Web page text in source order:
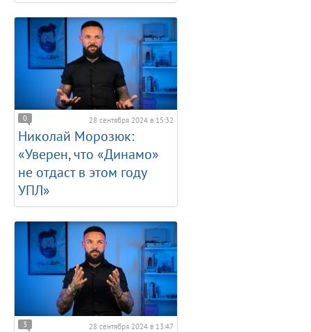
0 28 сентября 2024 в 15:32
Николай Морозюк:
«Уверен, что «Динамо»
не отдаст в этом году
УПЛ»
3 28 сентября 2024 в 13:47